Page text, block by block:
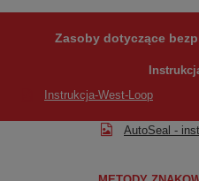
Zasoby dotyczące
Instrukcja-West-Loop
AutoSeal -